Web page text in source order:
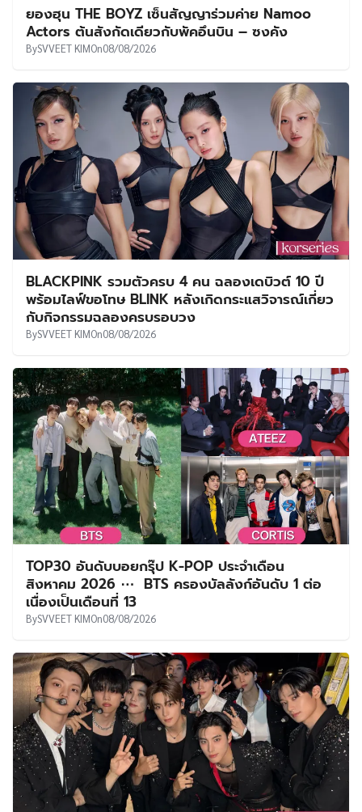
ยองฮุน THE BOYZ เซ็นสัญญาร่วมค่าย Namoo
Actors ต้นสังกัดเดียวกับพัคอึนบิน – ซงคัง
BySVVEET KIMOn08/08/2026
BLACKPINK รวมตัวครบ 4 คน ฉลองเดบิวต์ 10 ปี
พร้อมไลฟ์ขอโทษ BLINK หลังเกิดกระแสวิจารณ์เกี่ยว
กับกิจกรรมฉลองครบรอบวง
BySVVEET KIMOn08/08/2026
TOP30 อันดับบอยกรุ๊ป K-POP ประจำเดือน
สิงหาคม 2026 ⋯ BTS ครองบัลลังก์อันดับ 1 ต่อ
เนื่องเป็นเดือนที่ 13
BySVVEET KIMOn08/08/2026